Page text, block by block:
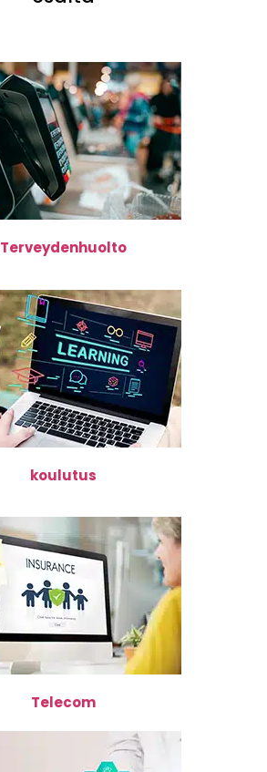
Terveydenhuolto
koulutus
Telecom